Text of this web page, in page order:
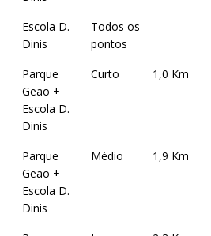
Escola D.
Dinis
Todos os
pontos
–
Parque
Geão +
Escola D.
Dinis
Curto 1,0 Km
Parque
Geão +
Escola D.
Dinis
Médio 1,9 Km